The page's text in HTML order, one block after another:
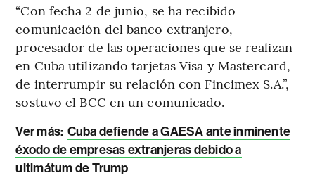
“Con fecha 2 de junio, se ha recibido
comunicación del banco extranjero,
procesador de las operaciones que se realizan
en Cuba utilizando tarjetas Visa y Mastercard,
de interrumpir su relación con Fincimex S.A.”,
sostuvo el BCC en un comunicado.
Ver más: Cuba defiende a GAESA ante inminente
éxodo de empresas extranjeras debido a
ultimátum de Trump